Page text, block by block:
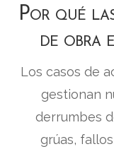
Por qué
de obra
Los casos de
gestionan
derrumbes
grúas,